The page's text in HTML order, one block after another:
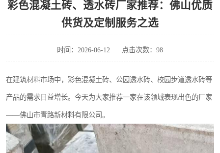
彩色混凝土砖、透水砖厂家推荐：佛山优质
供货及定制服务之选
时间：2026-06-12 点击次数：98
在建筑材料市场中，彩色混凝土砖、公园透水砖、校园步道透水砖等
产品的需求日益增长。今天为大家推荐一家在该领域表现出色的厂家
——佛山市青路新材料有限公司。